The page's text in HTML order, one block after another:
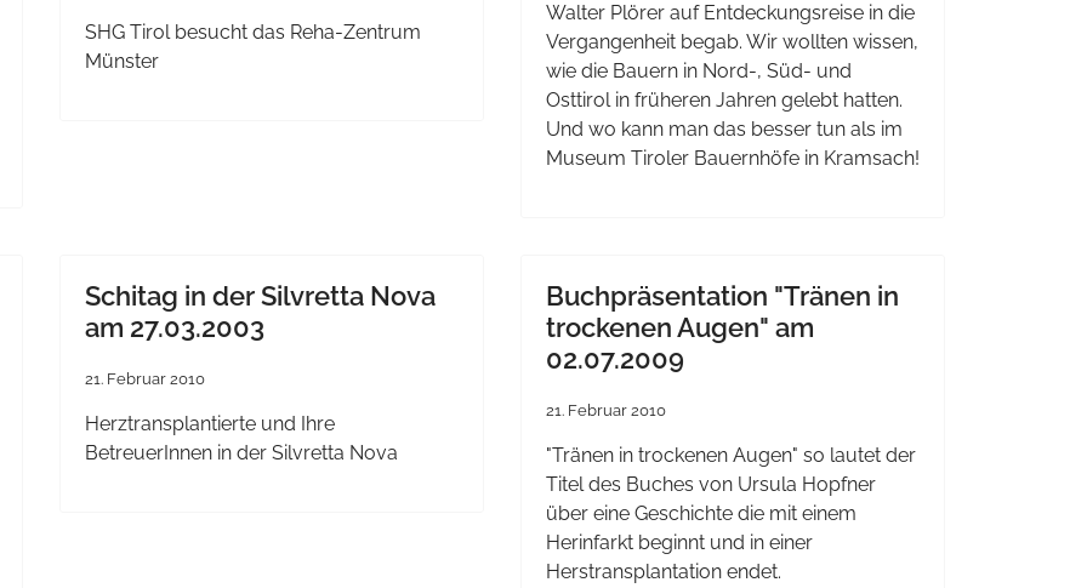
SHG Tirol besucht das Reha-Zentrum
Münster
Walter Plörer auf Entdeckungsreise in die
Vergangenheit begab. Wir wollten wissen,
wie die Bauern in Nord-, Süd- und
Osttirol in früheren Jahren gelebt hatten.
Und wo kann man das besser tun als im
Museum Tiroler Bauernhöfe in Kramsach!
Schitag in der Silvretta Nova
am 27.03.2003
21. Februar 2010
Herztransplantierte und Ihre
BetreuerInnen in der Silvretta Nova
Buchpräsentation "Tränen in
trockenen Augen" am
02.07.2009
21. Februar 2010
"Tränen in trockenen Augen" so lautet der
Titel des Buches von Ursula Hopfner
über eine Geschichte die mit einem
Herinfarkt beginnt und in einer
Herstransplantation endet.